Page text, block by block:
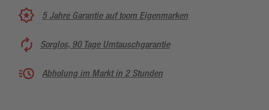
5 Jahre Garantie auf toom Eigenmarken
Sorglos, 90 Tage Umtauschgarantie
Abholung im Markt in 2 Stunden